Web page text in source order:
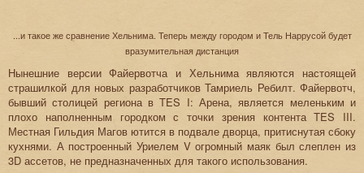
...и такое же сравнение Хельнима. Теперь между городом и Тель Наррусой будет
вразумительная дистанция
Нынешние версии Файервотча и Хельнима являются настоящей
страшилкой для новых разработчиков Тамриель Ребилт. Файервотч,
бывший столицей региона в TES I: Арена, является меленьким и
плохо наполненным городком с точки зрения контента TES III.
Местная Гильдия Магов ютится в подвале дворца, притиснутая сбоку
кухнями. А построенный Уриелем V огромный маяк был слеплен из
3D ассетов, не предназначенных для такого использования.